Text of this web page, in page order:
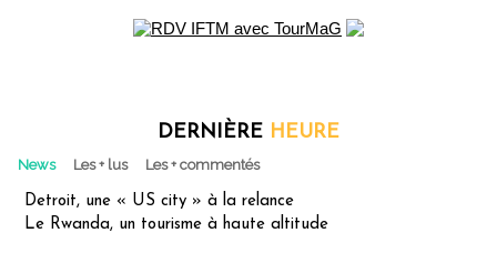
DERNIÈRE HEURE
News Les + lus Les + commentés
Detroit, une « US city » à la relance
Le Rwanda, un tourisme à haute altitude